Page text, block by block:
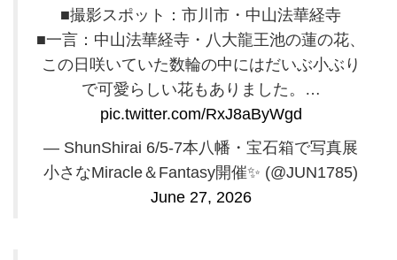
■撮影スポット：市川市・中山法華経寺
■一言：中山法華経寺・八大龍王池の蓮の花、
この日咲いていた数輪の中にはだいぶ小ぶり
で可愛らしい花もありました。…
pic.twitter.com/RxJ8aByWgd
— ShunShirai 6/5-7本八幡・宝石箱で写真展
小さなMiracle＆Fantasy開催✨️ (@JUN1785)
June 27, 2026